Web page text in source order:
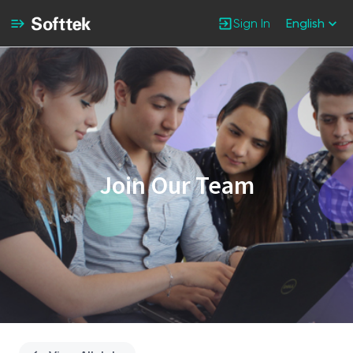
Sign In English
Single
Position
Join Our Team